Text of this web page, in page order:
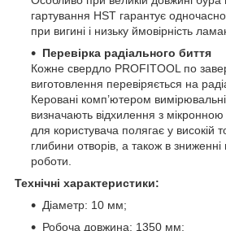
гартування HST гарантує
при вигині і низьку ймовірність
Перевірка радіального биття
Кожне свердло PROFITOOL по
виготовлення перевіряється на
Керовані комп’ютером
визначають відхилення з
для користувача полягає у високій
глибини отворів, а також в зниженні
роботи.
Технічні характеристики:
Діаметр: 10 мм;
Робоча довжина: 1350 мм;